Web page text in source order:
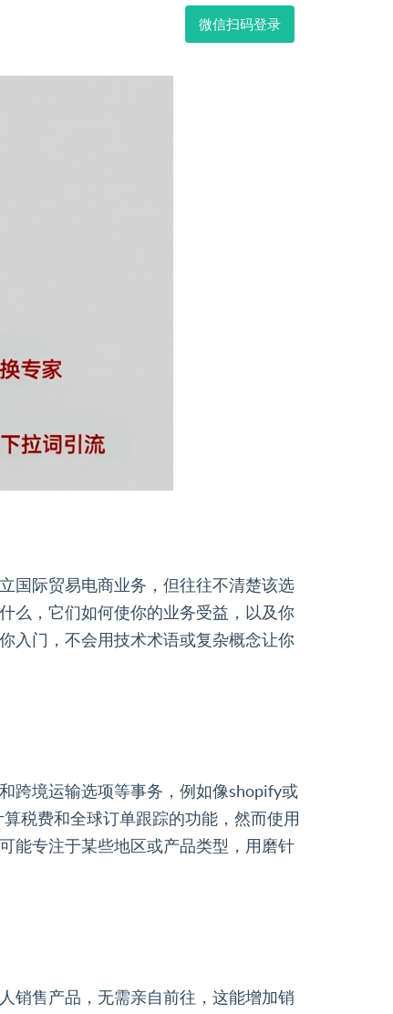
微信扫码登录
国际贸易电商业务，但往往不清楚该选
么，它们如何使你的业务受益，以及你
入门，不会用技术术语或复杂概念让你
跨境运输选项等事务，例如像shopify或
税费和全球订单跟踪的功能，然而使用
能专注于某些地区或产品类型，用磨针
销售产品，无需亲自前往，这能增加销